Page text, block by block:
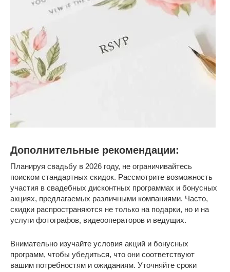
Дополнительные рекомендации:
Планируя свадьбу в 2026 году, не ограничивайтесь
поиском стандартных скидок. Рассмотрите возможность
участия в свадебных дисконтных программах и бонусных
акциях, предлагаемых различными компаниями. Часто,
скидки распространяются не только на подарки, но и на
услуги фотографов, видеооператоров и ведущих.
Внимательно изучайте условия акций и бонусных
программ, чтобы убедиться, что они соответствуют
вашим потребностям и ожиданиям. Уточняйте сроки